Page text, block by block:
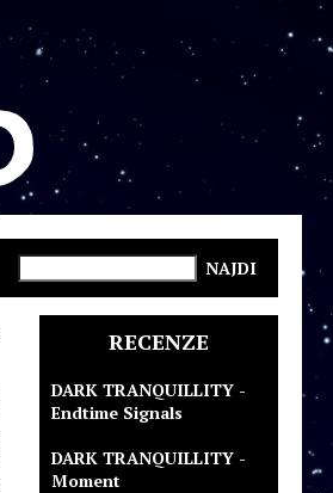
RECENZE
DARK TRANQUILLITY -
Endtime Signals
DARK TRANQUILLITY -
Moment